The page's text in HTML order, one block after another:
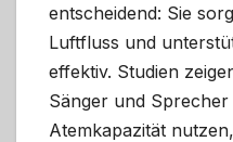
entscheidend: Sie
Luftfluss und
effektiv. Studien
Sänger und
Atemkapazität